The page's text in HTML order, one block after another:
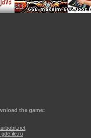
the game:
gdefile.ru